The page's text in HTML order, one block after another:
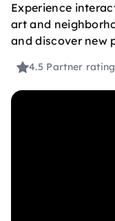
Experience
art and
and discover new
4.5 Partner rating